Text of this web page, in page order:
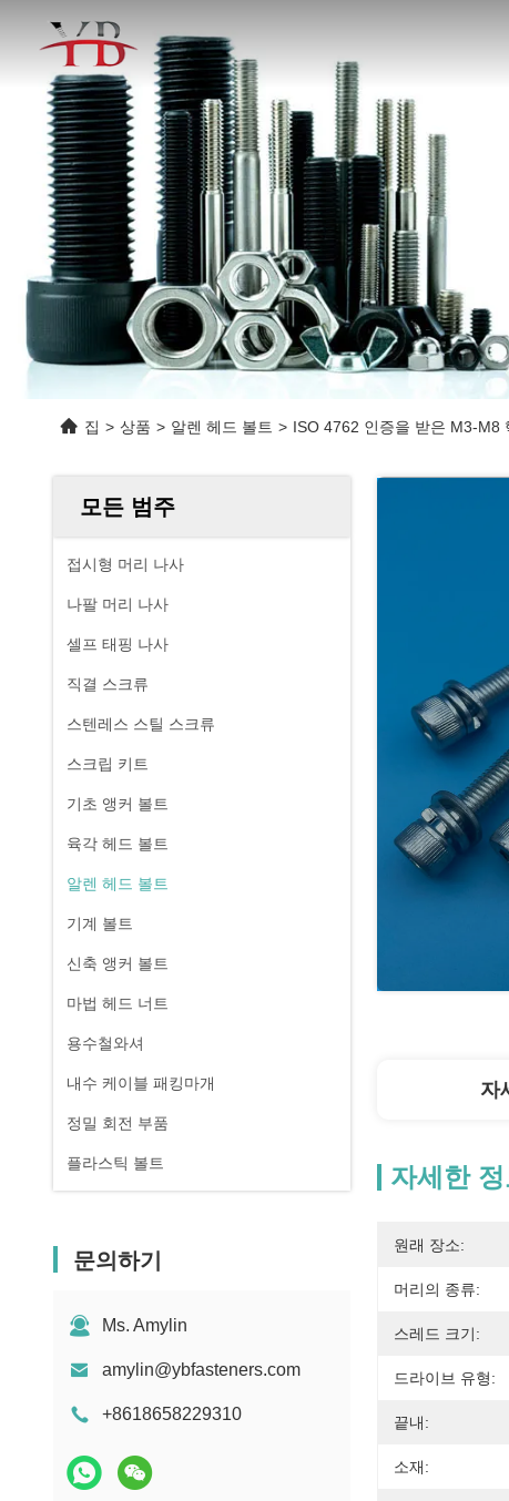
집 > 상품 > 알렌 헤드 볼트 > ISO 4762 인증을 받은 M3-M8
모든 범주
접시형 머리 나사
나팔 머리 나사
셀프 태핑 나사
직결 스크류
스텐레스 스틸 스크류
스크립 키트
기초 앵커 볼트
육각 헤드 볼트
알렌 헤드 볼트
기계 볼트
신축 앵커 볼트
마법 헤드 너트
용수철와셔
내수 케이블 패킹마개
정밀 회전 부품
플라스틱 볼트
문의하기
Ms. Amylin
amylin@ybfasteners.com
+8618658229310
자
자세한
원래 장소:
머리의 종류:
스레드 크기:
드라이브 유형:
끝내:
소재: